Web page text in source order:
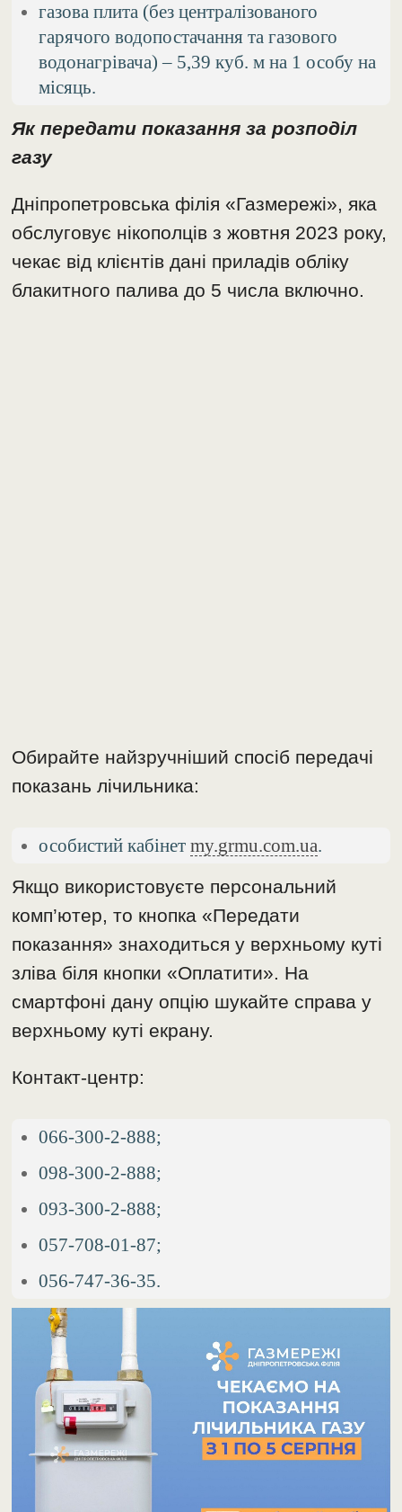
газова плита (без централізованого
гарячого водопостачання та газового
водонагрівача) – 5,39 куб. м на 1 особу на
місяць.
Як передати показання за розподіл
газу
Дніпропетровська філія «Газмережі», яка
обслуговує нікополців з жовтня 2023 року,
чекає від клієнтів дані приладів обліку
блакитного палива до 5 числа включно.
Обирайте найзручніший спосіб передачі
показань лічильника:
особистий кабінетmy.grmu.com.ua.
Якщо використовуєте персональний
комп’ютер, то кнопка «Передати
показання» знаходиться у верхньому куті
зліва біля кнопки «Оплатити». На
смартфоні дану опцію шукайте справа у
верхньому куті екрану.
Контакт-центр:
066-300-2-888;
098-300-2-888;
093-300-2-888;
057-708-01-87;
056-747-36-35.